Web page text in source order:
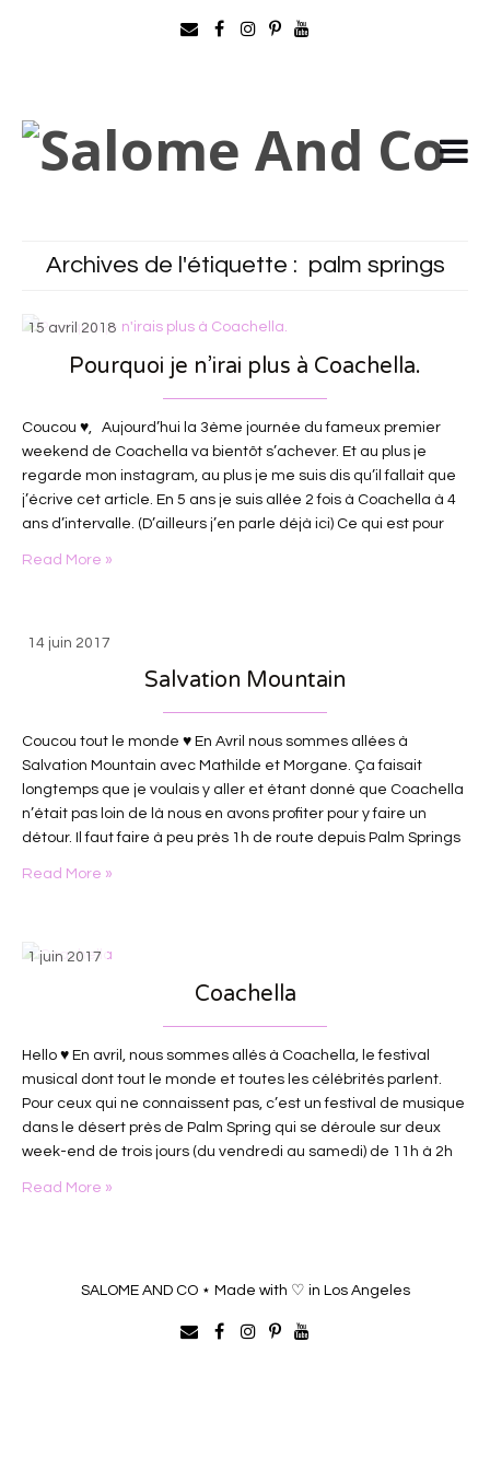
Archives de l'étiquette : palm springs
15 avril 2018
Pourquoi je n’irai plus à Coachella.
Coucou ♥, Aujourd’hui la 3ème journée du fameux premier
weekend de Coachella va bientôt s’achever. Et au plus je
regarde mon instagram, au plus je me suis dis qu’il fallait que
j’écrive cet article. En 5 ans je suis allée 2 fois à Coachella à 4
ans d’intervalle. (D’ailleurs j’en parle déjà ici) Ce qui est pour
Read More »
14 juin 2017
Salvation Mountain
Coucou tout le monde ♥ En Avril nous sommes allées à
Salvation Mountain avec Mathilde et Morgane. Ça faisait
longtemps que je voulais y aller et étant donné que Coachella
n’était pas loin de là nous en avons profiter pour y faire un
détour. Il faut faire à peu près 1h de route depuis Palm Springs
Read More »
1 juin 2017
Coachella
Hello ♥ En avril, nous sommes allés à Coachella, le festival
musical dont tout le monde et toutes les célébrités parlent.
Pour ceux qui ne connaissent pas, c’est un festival de musique
dans le désert près de Palm Spring qui se déroule sur deux
week-end de trois jours (du vendredi au samedi) de 11h à 2h
Read More »
SALOME AND CO ⋆ Made with ♡ in Los Angeles